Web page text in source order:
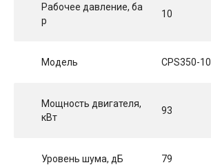
Рабочее давление, ба
р
10
Модель CPS350-10
Мощность двигателя,
кВт
93
Уровень шума, дБ 79